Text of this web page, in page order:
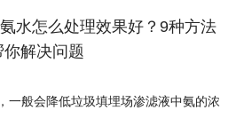
水怎么处理效果好？9种方法
你解决问题
般会降低垃圾填埋场渗滤液中氨的浓